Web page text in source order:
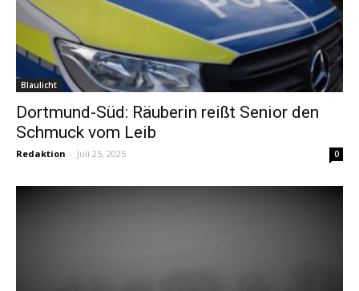
Blaulicht
Dortmund-Süd: Räuberin reißt Senior den
Schmuck vom Leib
Redaktion - Juli 25, 2025 0